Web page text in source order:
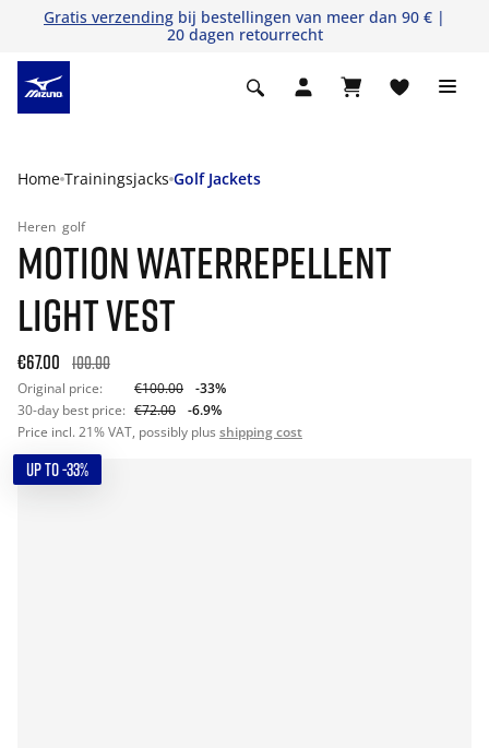
Gratis verzending bij bestellingen van meer dan 90 € |
20 dagen retourrecht
Home Trainingsjacks Golf Jackets
Heren golf
MOTION WATERREPELLENT
LIGHT VEST
€67.00 100.00
Original price: €100.00
-33%
30-day best price: €72.00
-6.9%
Price incl. 21% VAT, possibly plus shipping cost
UP TO -33%